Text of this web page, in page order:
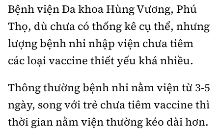
Ẩm thực
Camera giao thông
Câu chuyện giao thông
Giải trí - Thể thao
Cơ quan chủ quản: Bộ Xây dựng
Giấy phép số: 03/GP-BVHTTDL, cấp ngày 1/4/2025.
Hà Nội.
Tổng biên tập: Nguyễn Thị Hồng Nga
Phó Tổng biên tập: Nguyễn Sơn Tùng,
Bệnh viện Đa khoa Hùng Vương, Phú
Thọ, dù chưa có thống kê cụ thể, nhưng
lượng bệnh nhi nhập viện chưa tiêm
các loại vaccine thiết yếu khá nhiều.
Thông thường bệnh nhi nằm viện từ 3-5
ngày, song với trẻ chưa tiêm vaccine thì
thời gian nằm viện thường kéo dài hơn.